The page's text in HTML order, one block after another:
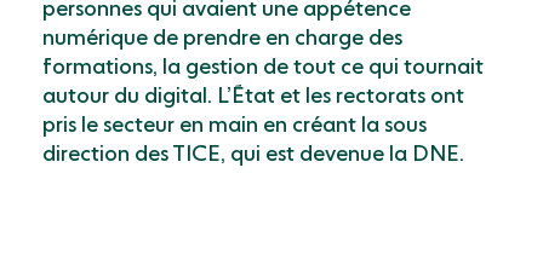
personnes qui avaient une appétence
numérique de prendre en charge des
formations, la gestion de tout ce qui tournait
autour du digital. L’État et les rectorats ont
pris le secteur en main en créant la sous
direction des TICE, qui est devenue la DNE.